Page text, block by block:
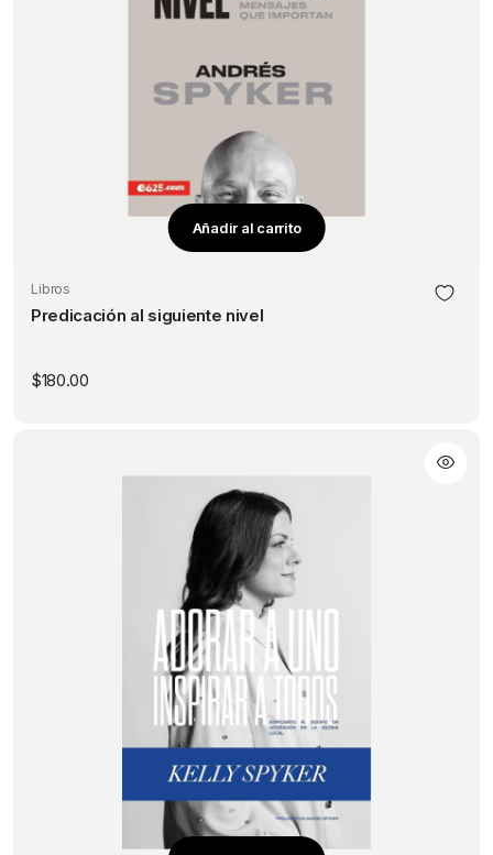
Añadir al carrito
Libros
Predicación al siguiente nivel
$180.00